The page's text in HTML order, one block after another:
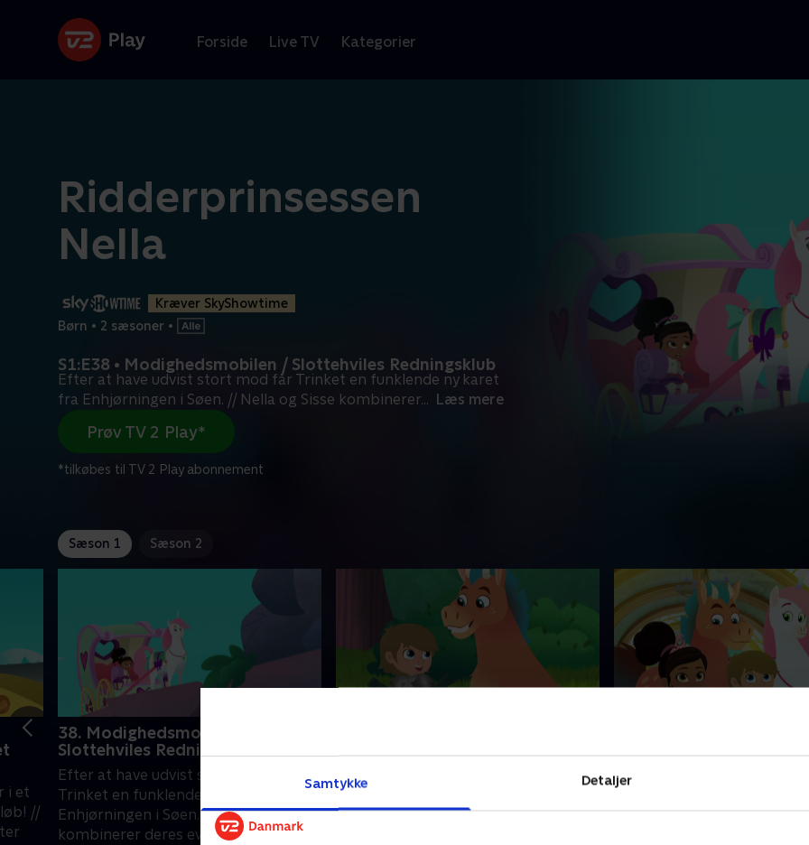
Samtykke Detaljer
Forside Live TV Kategorier
Ridderprinsessen
Nella
Kræver SkyShowtime
Børn • 2 sæsoner •
S1:E38 • Modighedsmobilen / Slottehviles Redningsklub
Efter at have udvist stort mod får Trinket en funklende ny karet
fra Enhjørningen i Søen. // Nella og Sisse kombinerer... Læs mere
Prøv TV 2 Play*
*tilkøbes til TV 2 Play abonnement
Sæson 1 Sæson 2
i et
//
38. Modighedsmobilen /
Slottehviles Redningsklub
Efter at have udvist stort mod får
Trinket en funklende ny karet fra
Enhjørningen i Søen. // Nella og Sisse
kombinerer deres evner og danner en
Nella og hendes venner opdager et
rige i skyerne. // Trinket og Olivia
forvandles til ækelguaner, og Nella og
Nella, Garett og Blaine